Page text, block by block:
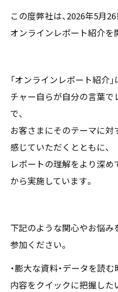
TPCマーケティン
〒550-
大阪市西区新町2-4-2
TEL 06-6538-
06-
この度弊社は、2026年5月
オンラインレポート紹介を
「オンラインレポート紹介
チャー自らが自分の言葉で
で、
お客さまにそのテーマに
感じていただくとともに、
レポートの理解をより深
から実施しています。
下記のような関心やお悩
参加ください。
・膨大な資料・データを読
内容をクイックに把握したい